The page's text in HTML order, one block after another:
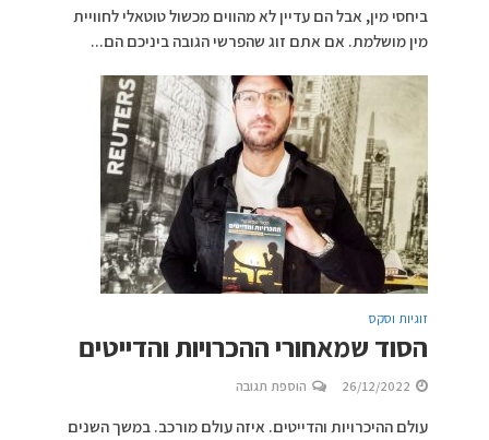
ביחסי מין, אבל הם עדיין לא מהווים מכשול טוטאלי לחוויית
מין מושלמת. אם אתם זוג שהפרשי הגובה ביניכם הם...
זוגיות וסקס
הסוד שמאחורי ההכרויות והדייטים
26/12/2022 הוספת תגובה
עולם ההיכרויות והדייטים. איזה עולם מורכב. במשך השנים